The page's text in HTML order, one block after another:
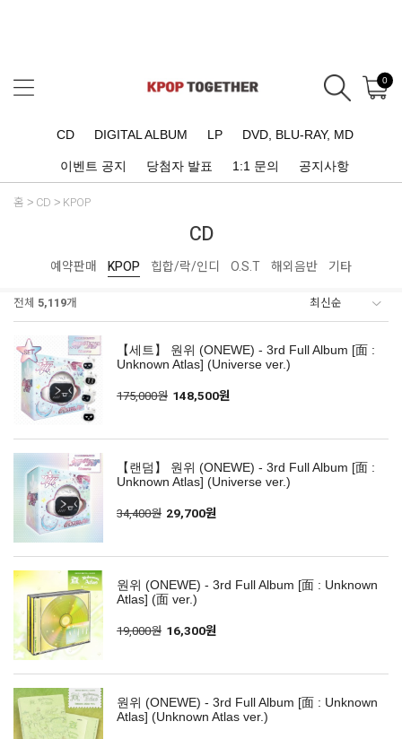
0
CD DIGITAL ALBUM LP DVD, BLU-RAY, MD
이벤트 공지 당첨자 발표 1:1 문의 공지사항
홈 CD KPOP
CD
예약판매 KPOP 힙합/락/인디 O.S.T 해외음반 기타
전체 5,119개
【세트】 원위 (ONEWE) - 3rd Full Album [面 :
Unknown Atlas] (Universe ver.)
175,000원 148,500원
【랜덤】 원위 (ONEWE) - 3rd Full Album [面 :
Unknown Atlas] (Universe ver.)
34,400원 29,700원
원위 (ONEWE) - 3rd Full Album [面 : Unknown
Atlas] (面 ver.)
19,000원 16,300원
원위 (ONEWE) - 3rd Full Album [面 : Unknown
Atlas] (Unknown Atlas ver.)